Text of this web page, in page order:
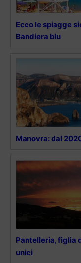
Ecco le spiagge
Bandiera blu
Manovra: dal
Pantelleria, figlia
unici